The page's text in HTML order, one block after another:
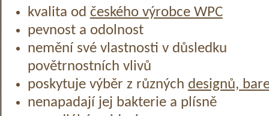
kvalita od českého výrobce WPC
pevnost a odolnost
nemění své vlastnosti v důsledku
povětrnostních vlivů
poskytuje výběr z různých designů,
nenapadají jej bakterie a plísně